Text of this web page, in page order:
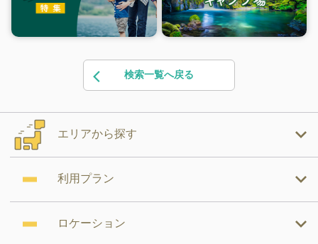
検索一覧へ戻る
エリアから探す
利用プラン
ロケーション